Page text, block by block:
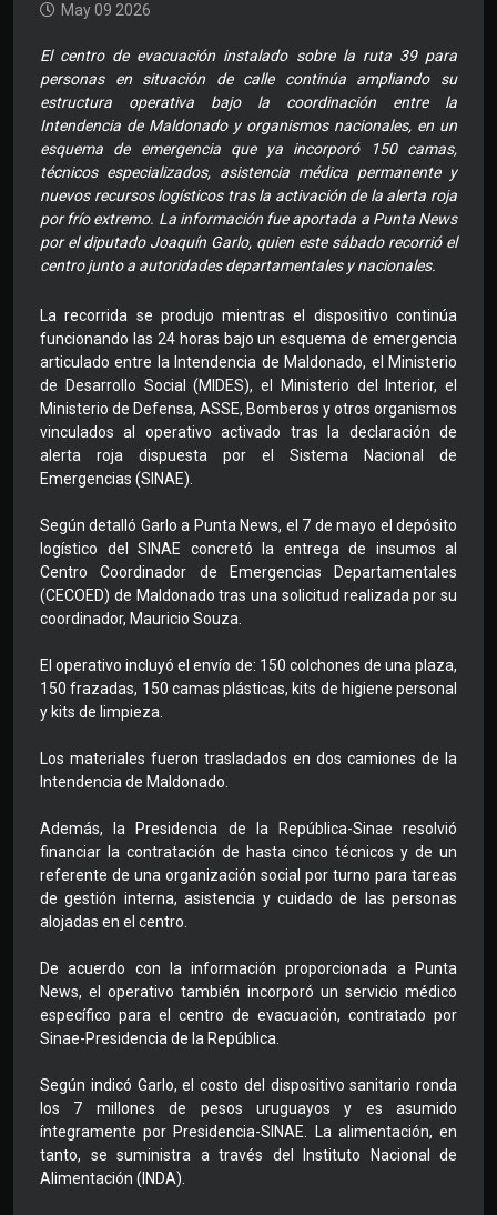
May 09 2026
El centro de evacuación instalado sobre la ruta 39 para
personas en situación de calle continúa ampliando su
estructura operativa bajo la coordinación entre la
Intendencia de Maldonado y organismos nacionales, en un
esquema de emergencia que ya incorporó 150 camas,
técnicos especializados, asistencia médica permanente y
nuevos recursos logísticos tras la activación de la alerta roja
por frío extremo. La información fue aportada a Punta News
por el diputado Joaquín Garlo, quien este sábado recorrió el
centro junto a autoridades departamentales y nacionales.
La recorrida se produjo mientras el dispositivo continúa
funcionando las 24 horas bajo un esquema de emergencia
articulado entre la Intendencia de Maldonado, el Ministerio
de Desarrollo Social (MIDES), el Ministerio del Interior, el
Ministerio de Defensa, ASSE, Bomberos y otros organismos
vinculados al operativo activado tras la declaración de
alerta roja dispuesta por el Sistema Nacional de
Emergencias (SINAE).
Según detalló Garlo a Punta News, el 7 de mayo el depósito
logístico del SINAE concretó la entrega de insumos al
Centro Coordinador de Emergencias Departamentales
(CECOED) de Maldonado tras una solicitud realizada por su
coordinador, Mauricio Souza.
El operativo incluyó el envío de: 150 colchones de una plaza,
150 frazadas, 150 camas plásticas, kits de higiene personal
y kits de limpieza.
Los materiales fueron trasladados en dos camiones de la
Intendencia de Maldonado.
Además, la Presidencia de la República-Sinae resolvió
financiar la contratación de hasta cinco técnicos y de un
referente de una organización social por turno para tareas
de gestión interna, asistencia y cuidado de las personas
alojadas en el centro.
De acuerdo con la información proporcionada a Punta
News, el operativo también incorporó un servicio médico
específico para el centro de evacuación, contratado por
Sinae-Presidencia de la República.
Según indicó Garlo, el costo del dispositivo sanitario ronda
los 7 millones de pesos uruguayos y es asumido
íntegramente por Presidencia-SINAE. La alimentación, en
tanto, se suministra a través del Instituto Nacional de
Alimentación (INDA).